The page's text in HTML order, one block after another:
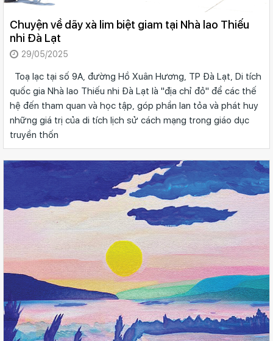
Chuyện về dãy xà lim biệt giam tại Nhà lao Thiếu
nhi Đà Lạt
29/05/2025
Toạ lạc tại số 9A, đường Hồ Xuân Hương, TP Đà Lạt, Di tích
quốc gia Nhà lao Thiếu nhi Đà Lạt là "địa chỉ đỏ" để các thế
hệ đến tham quan và học tập, góp phần lan tỏa và phát huy
những giá trị của di tích lịch sử cách mạng trong giáo dục
truyền thốn